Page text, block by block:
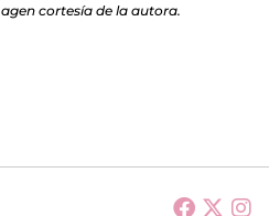
cortesía de la autora.